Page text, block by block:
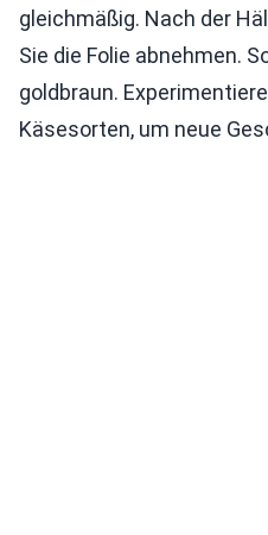
gleichmäßig. Nach der
Sie die Folie abnehmen.
goldbraun.
Käsesorten, um neue